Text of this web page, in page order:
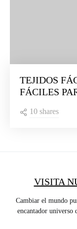
TEJIDOS
FÁCILES
10 shares
VISITA
Cambiar el mundo
encantador universo